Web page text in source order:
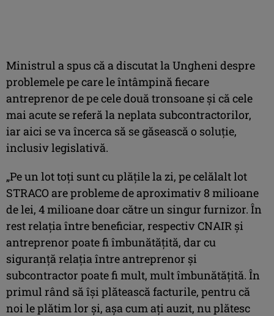
Ministrul a spus că a discutat la Ungheni despre
problemele pe care le întâmpină fiecare
antreprenor de pe cele două tronsoane şi că cele
mai acute se referă la neplata subcontractorilor,
iar aici se va încerca să se găsească o soluţie,
inclusiv legislativă.
„Pe un lot toţi sunt cu plăţile la zi, pe celălalt lot
STRACO are probleme de aproximativ 8 milioane
de lei, 4 milioane doar către un singur furnizor. În
rest relaţia între beneficiar, respectiv CNAIR şi
antreprenor poate fi îmbunătăţită, dar cu
siguranţă relaţia între antreprenor şi
subcontractor poate fi mult, mult îmbunătăţită. În
primul rând să îşi plătească facturile, pentru că
noi le plătim lor şi, aşa cum aţi auzit, nu plătesc